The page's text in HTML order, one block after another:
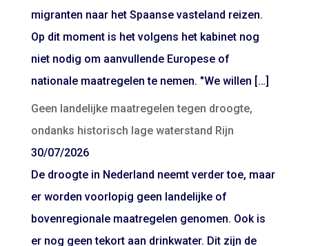
migranten naar het Spaanse vasteland reizen.
Op dit moment is het volgens het kabinet nog
niet nodig om aanvullende Europese of
nationale maatregelen te nemen. "We willen […]
Geen landelijke maatregelen tegen droogte,
ondanks historisch lage waterstand Rijn
30/07/2026
De droogte in Nederland neemt verder toe, maar
er worden voorlopig geen landelijke of
bovenregionale maatregelen genomen. Ook is
er nog geen tekort aan drinkwater. Dit zijn de